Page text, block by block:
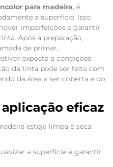
para madeira, é
a superfície. Isso
imperfeições e garantir
Após a preparação,
de primer,
exposta a condições
da tinta pode ser feita com
da área a ser coberta e do
eficaz
esteja limpa e seca
a superfície e garantir